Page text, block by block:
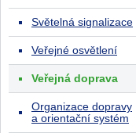
Světelná signalizace
Veřejné osvětlení
Veřejná doprava
Organizace dopravy
a orientační systém